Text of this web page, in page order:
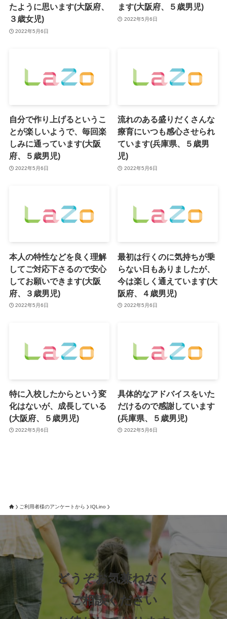
たように思います(大阪府、
３歳女児)
2022年5月6日
ます(大阪府、５歳男児)
2022年5月6日
自分で作り上げるというこ
とが楽しいようで、毎回楽
しみに通っています(大阪
府、５歳男児)
2022年5月6日
流れのある盛りだくさんな
療育にいつも感心させられ
ています(兵庫県、５歳男
児)
2022年5月6日
本人の特性などを良く理解
してご対応下さるので安心
してお願いできます(大阪
府、３歳男児)
2022年5月6日
最初は行くのに気持ちが乗
らない日もありましたが、
今は楽しく通えています(大
阪府、４歳男児)
2022年5月6日
特に入校したからという変
化はないが、成長している
(大阪府、５歳男児)
2022年5月6日
具体的なアドバイスをいた
だけるので感謝しています
(兵庫県、５歳男児)
2022年5月6日
ご利用者様のアンケートから IQLino
どうぞお気兼ねなく
ご相談ください